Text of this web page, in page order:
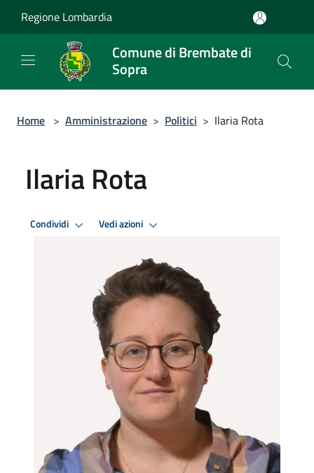
Regione Lombardia
Comune di Brembate di
Sopra
Home > Amministrazione > Politici > Ilaria Rota
Ilaria Rota
Condividi Vedi azioni